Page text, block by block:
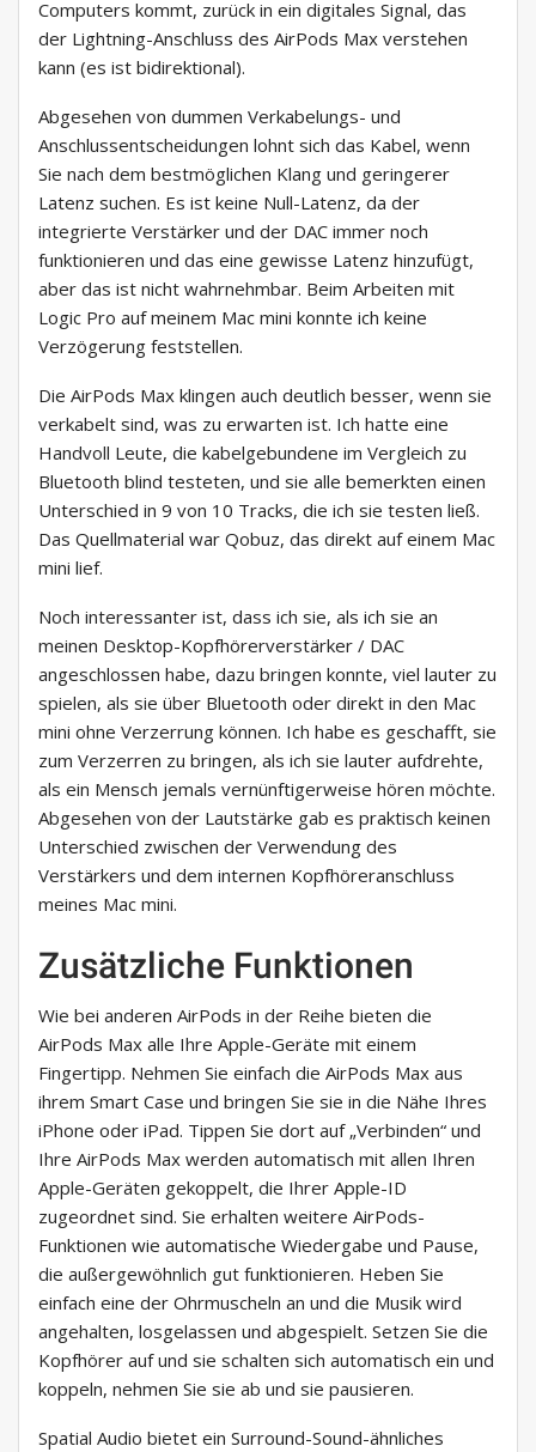
Computers kommt, zurück in ein digitales Signal, das
der Lightning-Anschluss des AirPods Max verstehen
kann (es ist bidirektional).
Abgesehen von dummen Verkabelungs- und
Anschlussentscheidungen lohnt sich das Kabel, wenn
Sie nach dem bestmöglichen Klang und geringerer
Latenz suchen. Es ist keine Null-Latenz, da der
integrierte Verstärker und der DAC immer noch
funktionieren und das eine gewisse Latenz hinzufügt,
aber das ist nicht wahrnehmbar. Beim Arbeiten mit
Logic Pro auf meinem Mac mini konnte ich keine
Verzögerung feststellen.
Die AirPods Max klingen auch deutlich besser, wenn sie
verkabelt sind, was zu erwarten ist. Ich hatte eine
Handvoll Leute, die kabelgebundene im Vergleich zu
Bluetooth blind testeten, und sie alle bemerkten einen
Unterschied in 9 von 10 Tracks, die ich sie testen ließ.
Das Quellmaterial war Qobuz, das direkt auf einem Mac
mini lief.
Noch interessanter ist, dass ich sie, als ich sie an
meinen Desktop-Kopfhörerverstärker / DAC
angeschlossen habe, dazu bringen konnte, viel lauter zu
spielen, als sie über Bluetooth oder direkt in den Mac
mini ohne Verzerrung können. Ich habe es geschafft, sie
zum Verzerren zu bringen, als ich sie lauter aufdrehte,
als ein Mensch jemals vernünftigerweise hören möchte.
Abgesehen von der Lautstärke gab es praktisch keinen
Unterschied zwischen der Verwendung des
Verstärkers und dem internen Kopfhöreranschluss
meines Mac mini.
Zusätzliche Funktionen
Wie bei anderen AirPods in der Reihe bieten die
AirPods Max alle Ihre Apple-Geräte mit einem
Fingertipp. Nehmen Sie einfach die AirPods Max aus
ihrem Smart Case und bringen Sie sie in die Nähe Ihres
iPhone oder iPad. Tippen Sie dort auf „Verbinden“ und
Ihre AirPods Max werden automatisch mit allen Ihren
Apple-Geräten gekoppelt, die Ihrer Apple-ID
zugeordnet sind. Sie erhalten weitere AirPods-
Funktionen wie automatische Wiedergabe und Pause,
die außergewöhnlich gut funktionieren. Heben Sie
einfach eine der Ohrmuscheln an und die Musik wird
angehalten, losgelassen und abgespielt. Setzen Sie die
Kopfhörer auf und sie schalten sich automatisch ein und
koppeln, nehmen Sie sie ab und sie pausieren.
Spatial Audio bietet ein Surround-Sound-ähnliches